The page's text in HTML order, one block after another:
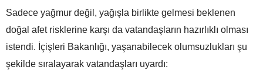
Sadece yağmur değil, yağışla birlikte gelmesi beklenen
doğal afet risklerine karşı da vatandaşların hazırlıklı olması
istendi. İçişleri Bakanlığı, yaşanabilecek olumsuzlukları şu
şekilde sıralayarak vatandaşları uyardı: